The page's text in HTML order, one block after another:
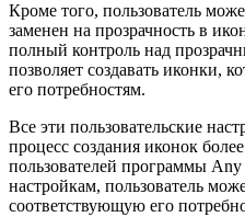
Кроме того, пользователь
заменен на прозрачность в
полный контроль над
позволяет создавать иконки,
его потребностям.
Все эти пользовательские
процесс создания иконок
пользователей программы
настройкам, пользователь
соответствующую его